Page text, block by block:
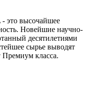
это высочайшее
Новейшие научно-
десятилетиями
сырье выводят
класса.